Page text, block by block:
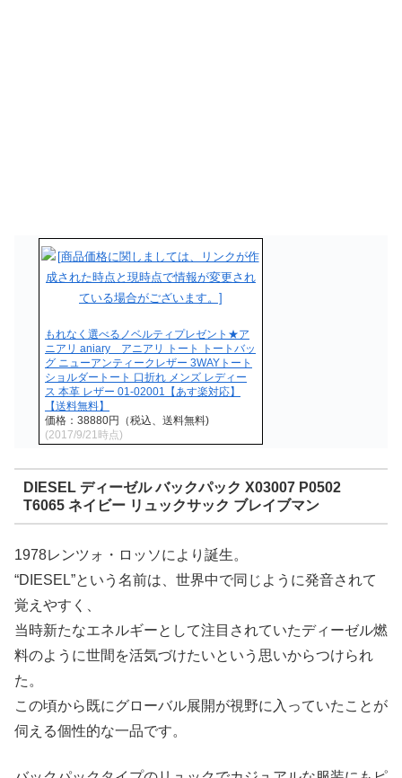
もれなく選べるノベルティプレゼント★ア
ニアリ aniary アニアリ トート トートバッ
グ ニューアンティークレザー 3WAYトート
ショルダートート 口折れ メンズ レディー
ス 本革 レザー 01-02001【あす楽対応】
【送料無料】
価格：38880円（税込、送料無料)
(2017/9/21時点)
DIESEL ディーゼル バックパック X03007 P0502
T6065 ネイビー リュックサック ブレイブマン
1978レンツォ・ロッソにより誕生。
“DIESEL”という名前は、世界中で同じように発音されて
覚えやすく、
当時新たなエネルギーとして注目されていたディーゼル燃
料のように世間を活気づけたいという思いからつけられ
た。
この頃から既にグローバル展開が視野に入っていたことが
伺える個性的な一品です。